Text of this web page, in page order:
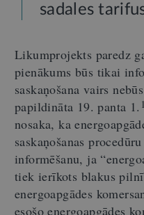
sadales
Likumprojekts paredz
pienākums būs tikai
saskaņošana vairs
papildināta 19. panta 1. 1
nosaka, ka
saskaņošanas
informēšanu, ja
tiek ierīkots blakus
energoapgādes
esošo energoapgādes